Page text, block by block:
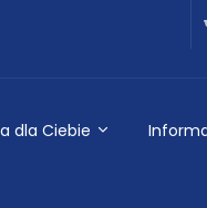
dla Ciebie